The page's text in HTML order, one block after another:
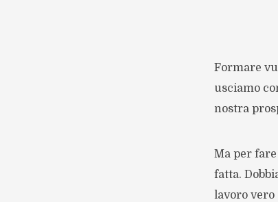
Formare
usciamo
nostra
Ma per
fatta.
lavoro